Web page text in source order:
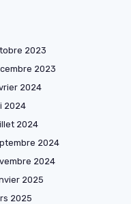
2023
2023
2024
2024
2024
2024
2024
2025
2025